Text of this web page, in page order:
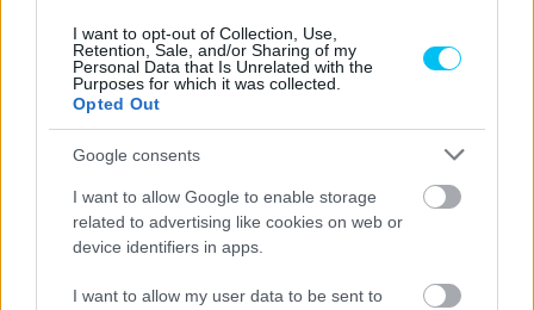
I want to opt-out of Collection, Use,
Retention, Sale, and/or Sharing of my
Personal Data that Is Unrelated with the
Purposes for which it was collected.
Opted Out
Google consents
I want to allow Google to enable storage
related to advertising like cookies on web or
device identifiers in apps.
I want to allow my user data to be sent to